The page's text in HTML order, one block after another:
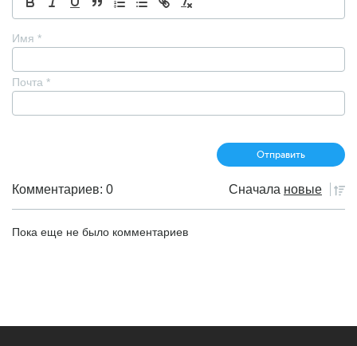
Имя *
Почта *
Комментариев: 0 Сначала новые
Пока еще не было комментариев